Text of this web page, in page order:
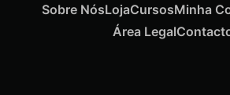
Sobre NósLojaCursosMinha
Área Legal